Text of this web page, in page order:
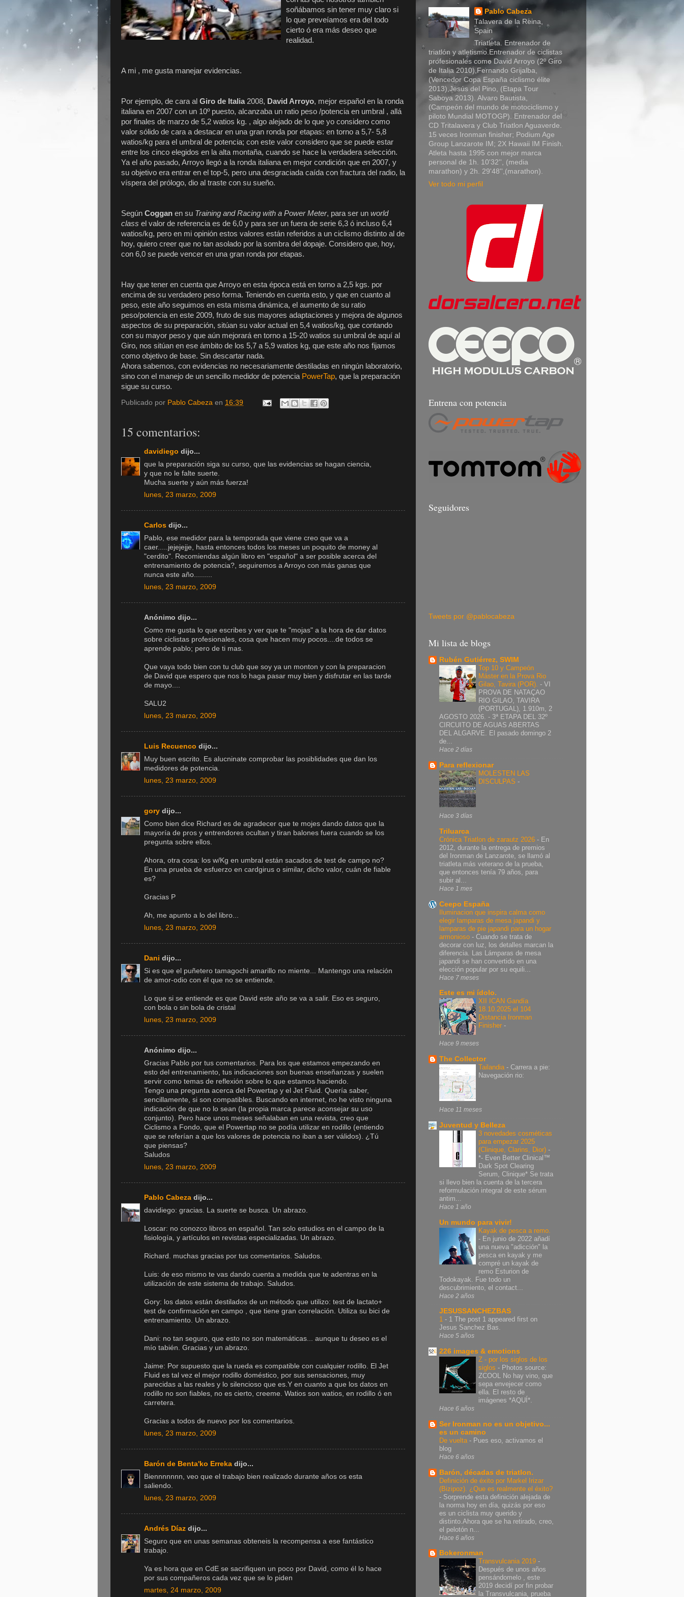
soñábamos sin tener muy claro si
lo que preveíamos era del todo
cierto ó era más deseo que
realidad.
A mi , me gusta manejar evidencias.
Por ejemplo, de cara al Giro de Italia2008, David Arroyo, mejor español en la ronda
italiana en 2007 con un 10º puesto, alcanzaba un ratio peso /potencia en umbral , allá
por finales de marzo de 5,2 watios kg. , algo alejado de lo que yo considero como
valor sólido de cara a destacar en una gran ronda por etapas: en torno a 5,7- 5,8
watios/kg para el umbral de potencia; con este valor considero que se puede estar
entre los cinco elegidos en la alta montaña, cuando se hace la verdadera selección.
Ya el año pasado, Arroyo llegó a la ronda italiana en mejor condición que en 2007, y
su objetivo era entrar en el top-5, pero una desgraciada caída con fractura del radio, la
víspera del prólogo, dio al traste con su sueño.
Según Coggan en su Training and Racing with a Power Meter, para ser un world
class el valor de referencia es de 6,0 y para ser un fuera de serie 6,3 ó incluso 6,4
watios/kg, pero en mi opinión estos valores están referidos a un ciclismo distinto al de
hoy, quiero creer que no tan asolado por la sombra del dopaje. Considero que, hoy,
con 6,0 se puede vencer en una gran ronda por etapas.
Hay que tener en cuenta que Arroyo en esta época está en torno a 2,5 kgs. por
encima de su verdadero peso forma. Teniendo en cuenta esto, y que en cuanto al
peso, este año seguimos en esta misma dinámica, el aumento de su ratio
peso/potencia en este 2009, fruto de sus mayores adaptaciones y mejora de algunos
aspectos de su preparación, sitúan su valor actual en 5,4 watios/kg, que contando
con su mayor peso y que aún mejorará en torno a 15-20 watios su umbral de aquí al
Giro, nos sitúan en ese ámbito de los 5,7 a 5,9 watios kg, que este año nos fijamos
como objetivo de base. Sin descartar nada.
Ahora sabemos, con evidencias no necesariamente destiladas en ningún laboratorio,
sino con el manejo de un sencillo medidor de potencia PowerTap, que la preparación
sigue su curso.
Publicado por Pablo Cabeza en 16:39
15 comentarios:
davidiego dijo...
que la preparación siga su curso, que las evidencias se hagan ciencia,
y que no le falte suerte.
Mucha suerte y aún más fuerza!
lunes, 23 marzo, 2009
Carlos dijo...
Pablo, ese medidor para la temporada que viene creo que va a
caer.....jejejejje, hasta entonces todos los meses un poquito de money al
"cerdito". Recomiendas algún libro en "español" a ser posible acerca del
entrenamiento de potencia?, seguiremos a Arroyo con más ganas que
nunca este año.........
lunes, 23 marzo, 2009
Anónimo dijo...
Como me gusta lo que escribes y ver que te "mojas" a la hora de dar datos
sobre ciclistas profesionales, cosa que hacen muy pocos....de todos se
aprende pablo; pero de ti mas.
Que vaya todo bien con tu club que soy ya un monton y con la preparacion
de David que espero que nos lo haga pasar muy bien y disfrutar en las tarde
de mayo....
SALU2
lunes, 23 marzo, 2009
Luis Recuenco dijo...
Muy buen escrito. Es alucninate comprobar las posiblidades que dan los
medidores de potencia.
lunes, 23 marzo, 2009
gory dijo...
Como bien dice Richard es de agradecer que te mojes dando datos que la
mayoría de pros y entrendores ocultan y tiran balones fuera cuando se los
pregunta sobre ellos.
Ahora, otra cosa: los w/Kg en umbral están sacados de test de campo no?
En una prueba de esfuerzo en cardgirus o similar, dicho valor, cuán de fiable
es?
Gracias P
Ah, me apunto a lo del libro...
lunes, 23 marzo, 2009
Dani dijo...
Si es que el puñetero tamagochi amarillo no miente... Mantengo una relación
de amor-odio con él que no se entiende.
Lo que si se entiende es que David este año se va a salir. Eso es seguro,
con bola o sin bola de cristal
lunes, 23 marzo, 2009
Anónimo dijo...
Gracias Pablo por tus comentarios. Para los que estamos empezando en
esto del entrenamiento, tus indicaciones son buenas enseñanzas y suelen
servir como temas de reflexión sobre lo que estamos haciendo.
Tengo una pregunta acerca del Powertap y el Jet Fluid. Quería saber,
sencillamente, si son compatibles. Buscando en internet, no he visto ninguna
indicación de que no lo sean (la propia marca parece aconsejar su uso
conjunto). Pero hace unos meses señalaban en una revista, creo que
Ciclismo a Fondo, que el Powertap no se podía utilizar en rodillo (entiendo
que se referían a que los valores de potencia no iban a ser válidos). ¿Tú
que piensas?
Saludos
lunes, 23 marzo, 2009
Pablo Cabeza dijo...
davidiego: gracias. La suerte se busca. Un abrazo.
Loscar: no conozco libros en español. Tan solo estudios en el campo de la
fisiología, y artículos en revistas especializadas. Un abrazo.
Richard. muchas gracias por tus comentarios. Saludos.
Luis: de eso mismo te vas dando cuenta a medida que te adentras en la
utilización de este sistema de trabajo. Saludos.
Gory: los datos están destilados de un método que utilizo: test de lactato+
test de confirmación en campo , que tiene gran correlación. Utiliza su bici de
entrenamiento. Un abrazo.
Dani: no tan seguro, que esto no son matemáticas... aunque tu deseo es el
mío tabién. Gracias y un abrazo.
Jaime: Por supuesto que la rueda es compatible con cualquier rodillo. El Jet
Fluid es tal vez el mejor rodillo doméstico, por sus sensaciones, muy
parecidas a las reales y lo silencioso que es.Y en cuanto a que los datos en
rodillo no son fiables, no es cierto, creeme. Watios son watios, en rodillo ó en
carretera.
Gracias a todos de nuevo por los comentarios.
lunes, 23 marzo, 2009
Barón de Benta'ko Erreka dijo...
Biennnnnnn, veo que el trabajo bien realizado durante años os esta
saliendo.
lunes, 23 marzo, 2009
Andrés Díaz dijo...
Seguro que en unas semanas obteneis la recompensa a ese fantástico
trabajo.
Ya es hora que en CdE se sacrifiquen un poco por David, como él lo hace
por sus compañeros cada vez que se lo piden
martes, 24 marzo, 2009
Pablo Cabeza
Talavera de la Reina,
Spain
Triatleta. Entrenador de
triatlón y atletismo.Entrenador de ciclistas
profesionales como David Arroyo (2º Giro
de Italia 2010),Fernando Grijalba,
(Vencedor Copa España ciclismo élite
2013),Jesús del Pino, (Etapa Tour
Saboya 2013). Alvaro Bautista,
(Campeón del mundo de motociclismo y
piloto Mundial MOTOGP). Entrenador del
CD Tritalavera y Club Triatlon Aguaverde.
15 veces Ironman finisher; Podium Age
Group Lanzarote IM; 2X Hawaii IM Finish.
Atleta hasta 1995 con mejor marca
personal de 1h. 10'32'', (media
marathon) y 2h. 29'48'',(marathon).
Ver todo mi perfil
Entrena con potencia
Seguidores
Tweets por @pablocabeza
Mi lista de blogs
Rubén Gutiérrez, SWIM
Top 10 y Campeón
Máster en la Prova Rio
Gilao, Tavira (POR). - VI
PROVA DE NATAÇAO
RIO GILAO, TAVIRA
(PORTUGAL), 1.910m, 2
AGOSTO 2026. - 3ª ETAPA DEL 32º
CIRCUITO DE AGUAS ABERTAS
DEL ALGARVE. El pasado domingo 2
de...
Hace 2 días
Para reflexionar
MOLESTEN LAS
DISCULPAS -
Hace 3 días
Triluarca
Crónica Triatlon de zarautz 2026 - En
2012, durante la entrega de premios
del Ironman de Lanzarote, se llamó al
triatleta más veterano de la prueba,
que entonces tenía 79 años, para
subir al...
Hace 1 mes
Ceepo España
Iluminacion que inspira calma como
elegir lamparas de mesa japandi y
lamparas de pie japandi para un hogar
armonioso - Cuando se trata de
decorar con luz, los detalles marcan la
diferencia. Las Lámparas de mesa
japandi se han convertido en una
elección popular por su equili...
Hace 7 meses
Este es mi ídolo.
XII ICAN Gandía
18.10.2025 el 104
Distancia Ironman
Finisher -
Hace 9 meses
The Collector
Tailandia - Carrera a pie:
Navegación rio:
Hace 11 meses
Juventud y Belleza
3 novedades cosméticas
para empezar 2025
(Clinique, Clarins, Dior) -
*- Even Better Clinical™
Dark Spot Clearing
Serum, Clinique* Se trata
si llevo bien la cuenta de la tercera
reformulación integral de este sérum
antim...
Hace 1 año
Un mundo para vivir!
Kayak de pesca a remo.
- En junio de 2022 añadí
una nueva "adicción" la
pesca en kayak y me
compré un kayak de
remo Esturion de
Todokayak. Fue todo un
descubrimiento, el contact...
Hace 2 años
JESUSSANCHEZBAS
1 - 1 The post 1 appeared first on
Jesus Sanchez Bas.
Hace 5 años
226 images & emotions
Z - por los siglos de los
siglos - Photos source:
ZCOOL No hay vino, que
sepa envejecer como
ella. El resto de
imágenes *AQUÍ*.
Hace 6 años
Ser Ironman no es un objetivo...
es un camino
De vuelta - Pues eso, activamos el
blog
Hace 6 años
Barón, décadas de triatlon.
Definición de éxito por Markel Irizar
(Bizipoz). ¿Que es realmente el éxito?
- Sorprende esta definición alejada de
la norma hoy en día, quizás por eso
es un ciclista muy querido y
distinto.Ahora que se ha retirado, creo,
el pelotón n...
Hace 6 años
Bokeronman
Transvulcania 2019 -
Después de unos años
pensándomelo , este
2019 decidí por fin probar
la Transvulcania, prueba